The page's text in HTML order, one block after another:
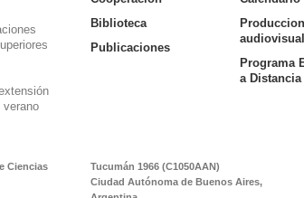
verano
Biblioteca
Publicaciones
Programa
a Distancia
Ciencias
Tucumán 1966 (C1050AAN)
Ciudad Autónoma de Buenos Aires,